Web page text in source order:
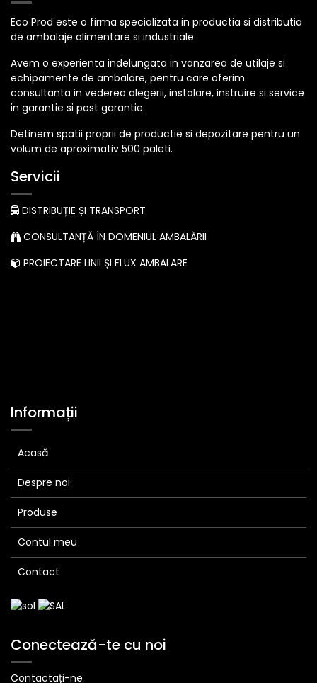
Eco Prod este o firma specializata in productia si distributia
de ambalaje alimentare si industriale.
Avem o experienta indelungata in vanzarea de utilaje si
echipamente de ambalare, pentru care oferim
consultanta in vederea alegerii, instalare, instruire si service
in garantie si post garantie.
Detinem spatii proprii de productie si depozitare pentru un
volum de aproximativ 500 paleti.
Servicii
DISTRIBUȚIE ȘI TRANSPORT
CONSULTANȚĂ ÎN DOMENIUL AMBALĂRII
PROIECTARE LINII ȘI FLUX AMBALARE
Informații
Acasă
Despre noi
Produse
Contul meu
Contact
Conectează-te cu noi
Contactați-ne